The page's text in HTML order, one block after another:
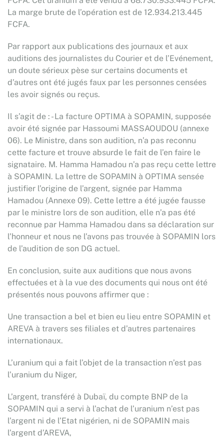
La marge brute de l’opération est de 12.934.213.445
FCFA.
Par rapport aux publications des journaux et aux
auditions des journalistes du Courier et de l’Evénement,
un doute sérieux pèse sur certains documents et
d’autres ont été jugés faux par les personnes censées
les avoir signés ou reçus.
Il s’agit de : - La facture OPTIMA à SOPAMIN, supposée
avoir été signée par Hassoumi MASSAOUDOU (annexe
06). Le Ministre, dans son audition, n’a pas reconnu
cette facture et trouve absurde le fait de l’en faire le
signataire. M. Hamma Hamadou n’a pas reçu cette lettre
à SOPAMIN. La lettre de SOPAMIN à OPTIMA sensée
justifier l’origine de l’argent, signée par Hamma
Hamadou (Annexe 09). Cette lettre a été jugée fausse
par le ministre lors de son audition, elle n’a pas été
reconnue par Hamma Hamadou dans sa déclaration sur
l’honneur et nous ne l’avons pas trouvée à SOPAMIN lors
de l’audition de son DG actuel.
En conclusion, suite aux auditions que nous avons
effectuées et à la vue des documents qui nous ont été
présentés nous pouvons affirmer que :
Une transaction a bel et bien eu lieu entre SOPAMIN et
AREVA à travers ses filiales et d’autres partenaires
internationaux.
L’uranium qui a fait l’objet de la transaction n’est pas
l’uranium du Niger,
L’argent, transféré à Dubaï, du compte BNP de la
SOPAMIN qui a servi à l’achat de l’uranium n’est pas
l’argent ni de l’Etat nigérien, ni de SOPAMIN mais
l’argent d’AREVA,